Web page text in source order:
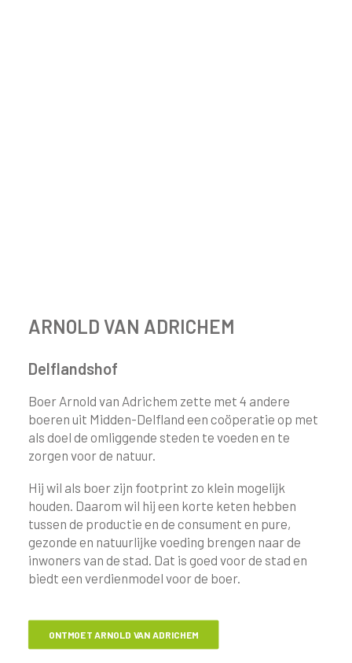
ARNOLD VAN ADRICHEM
Delflandshof
Boer Arnold van Adrichem zette met 4 andere
boeren uit Midden-Delfland een coöperatie op met
als doel de omliggende steden te voeden en te
zorgen voor de natuur.
Hij wil als boer zijn footprint zo klein mogelijk
houden. Daarom wil hij een korte keten hebben
tussen de productie en de consument en pure,
gezonde en natuurlijke voeding brengen naar de
inwoners van de stad. Dat is goed voor de stad en
biedt een verdienmodel voor de boer.
ONTMOET ARNOLD VAN ADRICHEM